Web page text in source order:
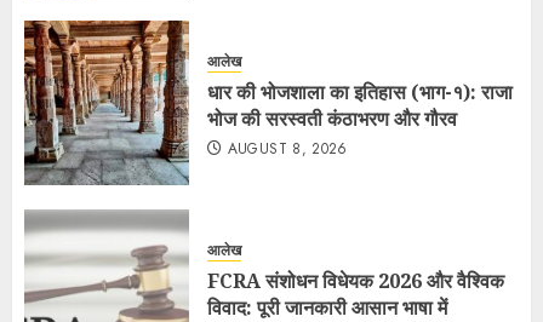
आलेख
धार की भोजशाला का इतिहास (भाग-१): राजा
भोज की सरस्वती कंठाभरण और गौरव
AUGUST 8, 2026
आलेख
FCRA संशोधन विधेयक 2026 और वैश्विक
विवाद: पूरी जानकारी आसान भाषा में